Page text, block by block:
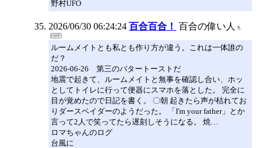
野村UFO
2026/06/30 06:24:24 百合百合！ 百合の偉い人
ルームメイトとも私とも作り方が違う。これは一体誰の
だ？
2026-06-26 第三のバタートーストだ
地震で起きて、ルームメイトと無事を確認し合い、ホッ
としてトイレに行って便器にスマホを落とした。 完全に
目が覚めたので日記を書く。 〇朝 起きたら声が枯れてお
りダースベイダーのようだった。 「I'm your father」とか
言って2人で笑ってたら遅刻しそうになる。 焼…
ロマちゃんのログ
台風に